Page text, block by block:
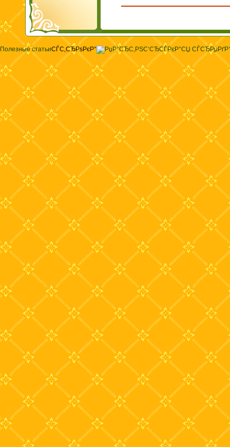
Полезные статьиСЃС‚СЂРѕРєР°